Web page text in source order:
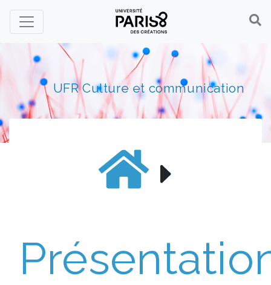
Panneau de gestion des cookies
UFR Culture et communication